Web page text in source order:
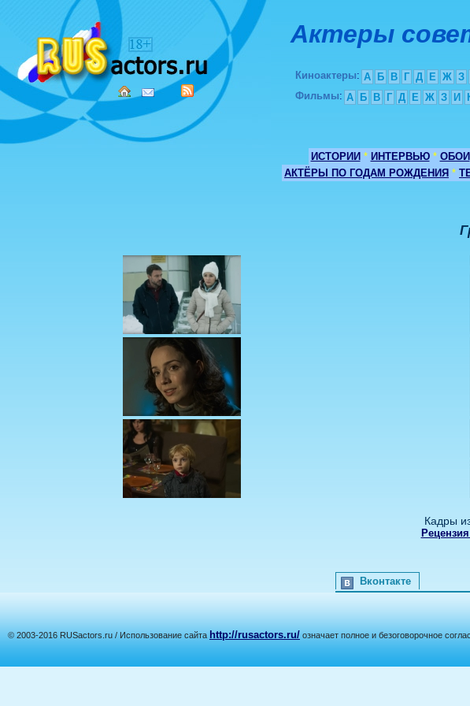
Актеры
Киноактеры: А Б В Г Д Е Ж З
Фильмы: А Б В Г Д Е Ж З И
ИСТОРИИ * ИНТЕРВЬЮ * ОБОИ
АКТЁРЫ ПО ГОДАМ РОЖДЕНИЯ *
Кадры
Вконтакте
© 2003-2016 RUSactors.ru / Использование сайта http://rusactors.ru/ означает полное и безоговорочное